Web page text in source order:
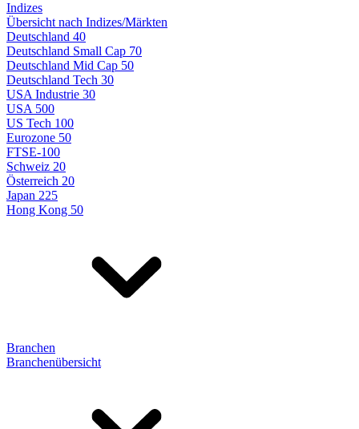
Indizes
Übersicht nach Indizes/Märkten
Deutschland 40
Deutschland Small Cap 70
Deutschland Mid Cap 50
Deutschland Tech 30
USA Industrie 30
USA 500
US Tech 100
Eurozone 50
FTSE-100
Schweiz 20
Österreich 20
Japan 225
Hong Kong 50
Branchen
Branchenübersicht